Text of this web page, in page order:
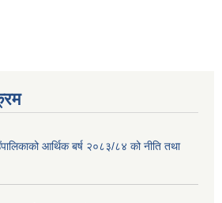
आर्थिक बर्ष २०८३/८४ को नीति तथा